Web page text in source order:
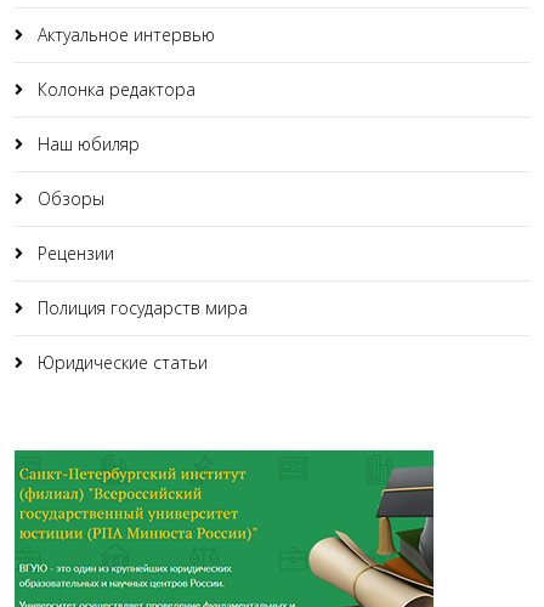
Актуальное интервью
Колонка редактора
Наш юбиляр
Обзоры
Рецензии
Полиция государств мира
Юридические статьи